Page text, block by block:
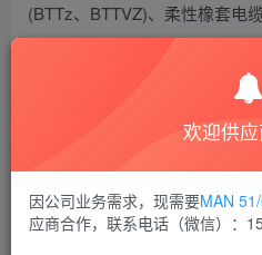
(BTTz、BTTVZ)、柔性橡套电
THE
天津
喜欢就支持
欢迎供
因公司业务需求，现需要MAN
应商合作，联系电话（微信）：